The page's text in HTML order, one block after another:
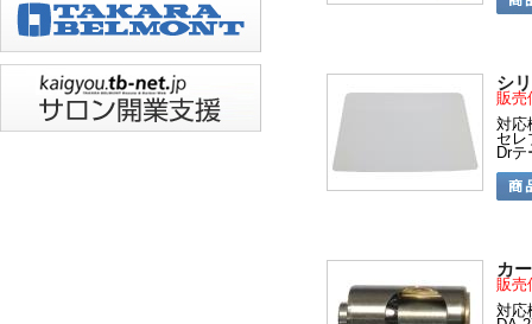
シ
販売
対応
セレ
Dr
カ
販売
対応